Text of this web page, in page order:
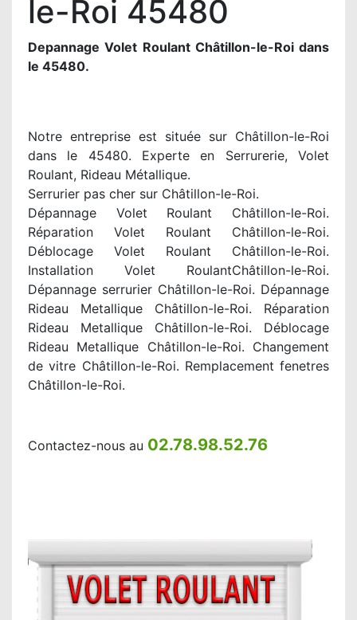
le-Roi 45480
Depannage Volet Roulant Châtillon-le-Roi dans
le 45480.
Notre entreprise est située sur Châtillon-le-Roi
dans le 45480. Experte en Serrurerie, Volet
Roulant, Rideau Métallique.
Serrurier pas cher sur Châtillon-le-Roi.
Dépannage Volet Roulant Châtillon-le-Roi.
Réparation Volet Roulant Châtillon-le-Roi.
Déblocage Volet Roulant Châtillon-le-Roi.
Installation Volet RoulantChâtillon-le-Roi.
Dépannage serrurier Châtillon-le-Roi. Dépannage
Rideau Metallique Châtillon-le-Roi. Réparation
Rideau Metallique Châtillon-le-Roi. Déblocage
Rideau Metallique Châtillon-le-Roi. Changement
de vitre Châtillon-le-Roi. Remplacement fenetres
Châtillon-le-Roi.
Contactez-nous au 02.78.98.52.76